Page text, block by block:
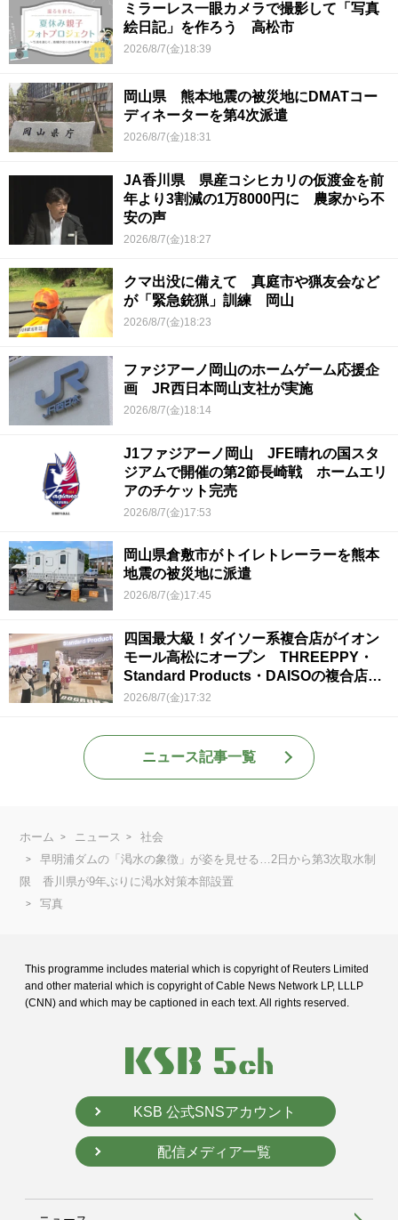
ミラーレス一眼カメラで撮影して「写真
絵日記」を作ろう 高松市
2026/8/7(金)18:39
岡山県 熊本地震の被災地にDMATコー
ディネーターを第4次派遣
2026/8/7(金)18:31
JA香川県 県産コシヒカリの仮渡金を前
年より3割減の1万8000円に 農家から不
安の声
2026/8/7(金)18:27
クマ出没に備えて 真庭市や猟友会など
が「緊急銃猟」訓練 岡山
2026/8/7(金)18:23
ファジアーノ岡山のホームゲーム応援企
画 JR西日本岡山支社が実施
2026/8/7(金)18:14
J1ファジアーノ岡山 JFE晴れの国スタ
ジアムで開催の第2節長崎戦 ホームエリ
アのチケット完売
2026/8/7(金)17:53
岡山県倉敷市がトイレトレーラーを熊本
地震の被災地に派遣
2026/8/7(金)17:45
四国最大級！ダイソー系複合店がイオン
モール高松にオープン THREEPPY・
Standard Products・DAISOの複合店は
香川県初
2026/8/7(金)17:32
ニュース記事一覧
ホーム ニュース
社会
早明浦ダムの「渇水の象徴」が姿を見せる…2日から第3次取水制
限 香川県が9年ぶりに渇水対策本部設置
写真
This programme includes material which is copyright of Reuters Limited
and other material which is copyright of Cable News Network LP, LLLP
(CNN) and which may be captioned in each text. All rights reserved.
KSB 公式SNSアカウント
配信メディア一覧